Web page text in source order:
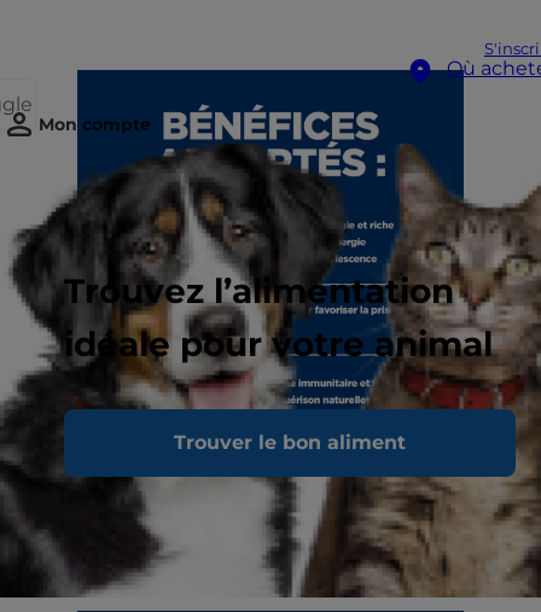
Où
Mon compte
Trouvez l’alimentation
idéale pour votre animal
Trouver le bon aliment